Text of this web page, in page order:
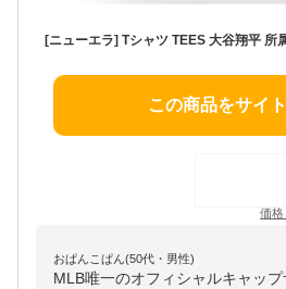
この商品をサイ
価格
おぱんこぱん(50代・男性)
MLB唯一のオフィシャルキャッ